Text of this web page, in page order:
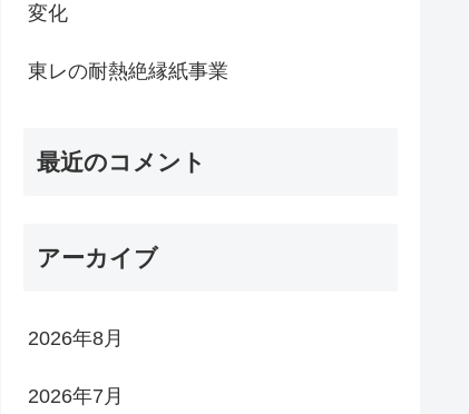
変化
東レの耐熱絶縁紙事業
最近のコメント
アーカイブ
2026年8月
2026年7月